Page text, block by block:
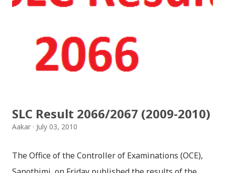
प्रायोजनको लागि प्रयोग नगर्न आग्रह गर्दछौँ । इन्टरनेटमा भेटिएका
हौँ । तपाई यदि यी गित संगितको सर्जक हुनुहुन्छ र गित संगित यहाँबाट
हटाउनुपर्ने भए जानकारी गराउनुहोला । फेरी एकपटक शुभ दिपावलीको
हार्दिक मंगलमय शुभकामना व्यक्त गर्दछौँ ।
SLC Result 2066/2067 (2009-2010)
Aakar July 03, 2010
The Office of the Controller of Examinations (OCE),